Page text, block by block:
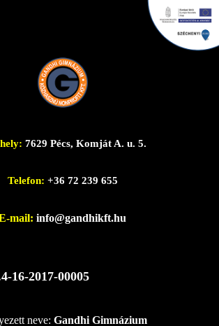
7629 Pécs, Komját A. u. 5.
Telefon: +36 72 239 655
mail: info@gandhikft.hu
16-2017-00005
neve: Gandhi Gimnázium